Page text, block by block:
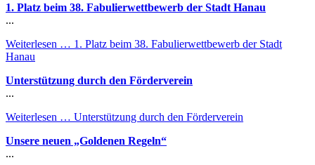
1. Platz beim 38. Fabulierwettbewerb der Stadt Hanau
...
Weiterlesen … 1. Platz beim 38. Fabulierwettbewerb der Stadt
Hanau
Unterstützung durch den Förderverein
...
Weiterlesen … Unterstützung durch den Förderverein
Unsere neuen „Goldenen Regeln“
...